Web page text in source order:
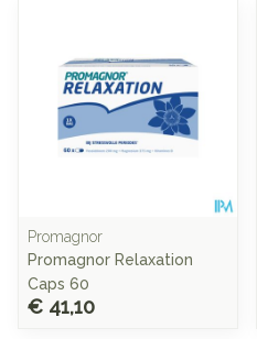
Promagnor
Promagnor Relaxation
Caps 60
€ 41,10